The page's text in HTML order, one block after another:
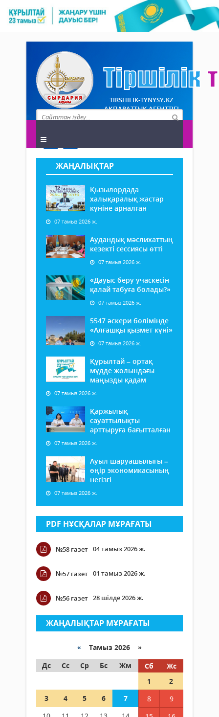
TIRSHILIK-TYNYSY.KZ
АҚПАРАТТЫҚ АГЕНТТІГІ
ЖАҢАЛЫҚТАР
Қызылордада
халықаралық жастар
күніне арналған
07 тамыз 2026 ж.
Аудандық мәслихаттың
кезекті сессиясы өтті
07 тамыз 2026 ж.
«Дауыс беру учаскесін
қалай табуға болады?»
07 тамыз 2026 ж.
5547 әскери бөлімінде
«Алғашқы қызмет күні»
07 тамыз 2026 ж.
Құрылтай – ортақ
мүдде жолындағы
маңызды қадам
07 тамыз 2026 ж.
Қаржылық
сауаттылықты
арттыруға бағытталған
07 тамыз 2026 ж.
Ауыл шаруашылығы –
өңір экономикасының
негізгі
07 тамыз 2026 ж.
PDF НҰСҚАЛАР МҰРАҒАТЫ
№58 газет 04 тамыз 2026 ж.
№57 газет 01 тамыз 2026 ж.
№56 газет 28 шілде 2026 ж.
ЖАҢАЛЫҚТАР МҰРАҒАТЫ
« Тамыз 2026 »
Дс
Сс Ср Бс Жм Сб
Жс
1
2
3
4 5 6 7 8
9